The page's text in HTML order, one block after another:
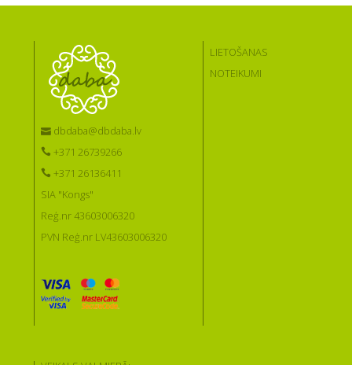
dbdaba@dbdaba.lv
+371 26739266
+371 26136411
SIA "Kongs"
Reģ.nr 43603006320
PVN Reģ.nr LV43603006320
LIETOŠANAS
NOTEIKUMI